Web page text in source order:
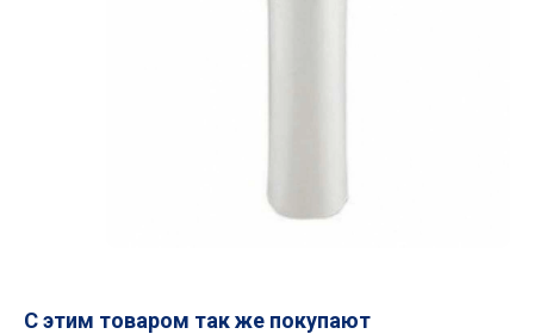
С этим товаром так же покупают